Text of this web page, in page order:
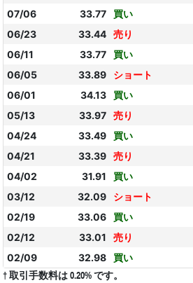
07/06
33.77 買い
06/23
33.44 売り
06/11
33.77 買い
06/05
33.89 ショート
06/01
34.13 買い
05/13
33.97 売り
04/24
33.49 買い
04/21
33.39 売り
04/02
31.91 買い
03/12
32.09 ショート
02/19
33.06 買い
02/12
33.01 売り
02/09
32.98 買い
† 取引手数料は 0.20% です。